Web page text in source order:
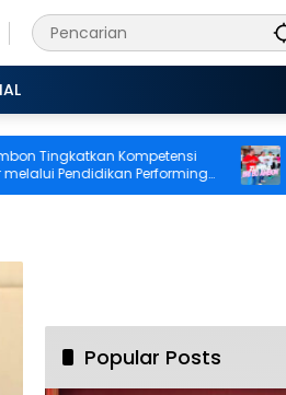
Tingkatkan Kompetensi
Pendidikan Performing
Popular Posts